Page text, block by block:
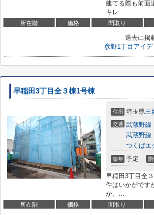
建てる際も前面
キレ...
所在階 価格 間取り
過去に掲
彦野1丁目アイ
早稲田3丁目全３棟1号棟
住所 埼玉県三
交通 武蔵野線
武蔵野線
つくばエ
築年 予定
早稲田3丁目全
件はいかがです
か。...
所在階 価格 間取り